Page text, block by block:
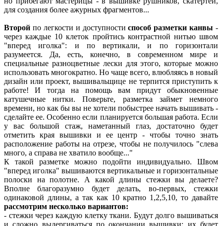
для создания более ажурных фрагментов...
Второй по легкости и доступностиспособ разметки канвы -
через каждые 10 клеток пройтись контрастной нитью швом
"вперед иголка": и по вертикали, и по горизонтали
разумеется. Да, есть, конечно, в современном мире и
специальные разноцветные лески для этого, которые можно
использовать многократно. Но чаще всего, влюбляясь в новый
дизайн или проект, вышивальщице не терпится приступить к
работе! И тогда на помощь вам придут обыкновенные
катушечные нитки. Поверьте, разметка займет немного
времени, но как бы вы не хотели побыстрее начать вышивать -
сделайте ее. Особенно если планируется большая работа. Если
у вас большой стаж, наметанный глаз, достаточно будет
отметить края вышивки и ее центр - чтобы точно знать
расположение работы на отрезе, чтобы не получилось "слева
много, а справа не хватило вообще..."
К такой разметке можно подойти индивидуально. Швом
"вперед иголка" вышиваются вертикальные и горизонтальные
полоски на полотне. А какой длины стежки вы делаете?
Вполне благоразумно будет делать, во-первых, стежки
одинаковой длины, а так как 10 кратно 1,2,5,10, то давайте
рассмотрим несколько вариантов:
- стежки через каждую клетку ткани. Будут долго вышиваться
и сложно выдергиваться по окончании вышивки: их будет